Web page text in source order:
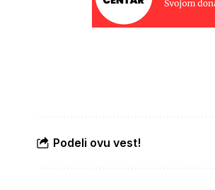
Podeli ovu vest!